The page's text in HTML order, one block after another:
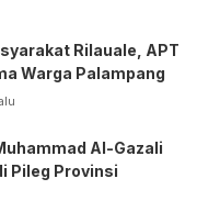
Rilauale, APT
Warga Palampang
Al-Gazali
Pileg Provinsi